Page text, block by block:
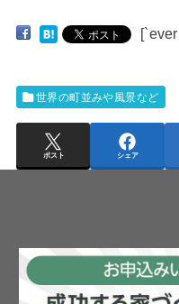
世界の町並みや風景など
ポスト シェア